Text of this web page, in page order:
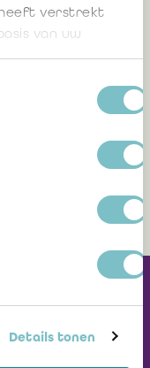
verstrekt
van uw
Details tonen